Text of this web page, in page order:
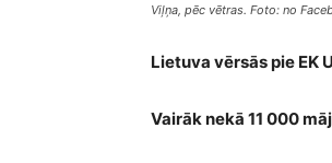
Viļņa, pēc vētras. Foto: no
Lietuva vērsās pie EK
Vairāk nekā 11 000